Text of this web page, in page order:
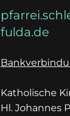
fulda.de
Katholische
Hl. Johannes